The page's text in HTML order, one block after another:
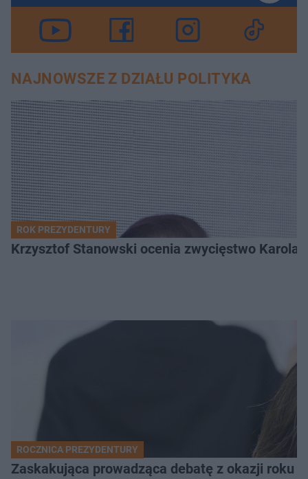
NAJNOWSZE Z DZIAŁU POLITYKA
ROK PREZYDENTURY
Krzysztof Stanowski ocenia zwycięstwo Karola
ROCZNICA PREZYDENTURY
Zaskakująca prowadząca debatę z okazji roku